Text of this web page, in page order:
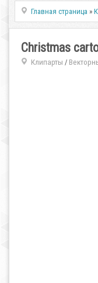
Главная страница »
Christmas
Клипарты /